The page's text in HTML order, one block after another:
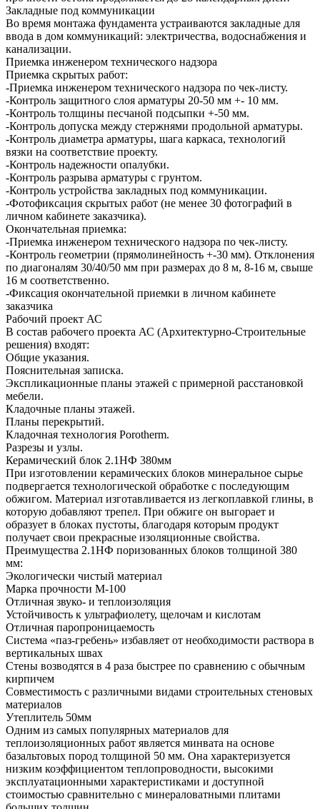
Закладные под коммуникации
Во время монтажа фундамента устраиваются закладные для
ввода в дом коммуникаций: электричества, водоснабжения и
канализации.
Приемка инженером технического надзора
Приемка скрытых работ:
-Приемка инженером технического надзора по чек-листу.
-Контроль защитного слоя арматуры 20-50 мм +- 10 мм.
-Контроль толщины песчаной подсыпки +-50 мм.
-Контроль допуска между стержнями продольной арматуры.
-Контроль диаметра арматуры, шага каркаса, технологий
вязки на соответствие проекту.
-Контроль надежности опалубки.
-Контроль разрыва арматуры с грунтом.
-Контроль устройства закладных под коммуникации.
-Фотофиксация скрытых работ (не менее 30 фотографий в
личном кабинете заказчика).
Окончательная приемка:
-Приемка инженером технического надзора по чек-листу.
-Контроль геометрии (прямолинейность +-30 мм). Отклонения
по диагоналям 30/40/50 мм при размерах до 8 м, 8-16 м, свыше
16 м соответственно.
-Фиксация окончательной приемки в личном кабинете
заказчика
Рабочий проект АС
В состав рабочего проекта АС (Архитектурно-Строительные
решения) входят:
Общие указания.
Пояснительная записка.
Экспликационные планы этажей с примерной расстановкой
мебели.
Кладочные планы этажей.
Планы перекрытий.
Кладочная технология Porotherm.
Разрезы и узлы.
Керамический блок 2.1НФ 380мм
При изготовлении керамических блоков минеральное сырье
подвергается технологической обработке с последующим
обжигом. Материал изготавливается из легкоплавкой глины, в
которую добавляют трепел. При обжиге он выгорает и
образует в блоках пустоты, благодаря которым продукт
получает свои прекрасные изоляционные свойства.
Преимущества 2.1НФ поризованных блоков толщиной 380
мм:
Экологически чистый материал
Марка прочности М-100
Отличная звуко- и теплоизоляция
Устойчивость к ультрафиолету, щелочам и кислотам
Отличная паропроницаемость
Система «паз-гребень» избавляет от необходимости раствора в
вертикальных швах
Стены возводятся в 4 раза быстрее по сравнению с обычным
кирпичем
Совместимость с различными видами строительных стеновых
материалов
Утеплитель 50мм
Одним из самых популярных материалов для
теплоизоляционных работ является минвата на основе
базальтовых пород толщиной 50 мм. Она характеризуется
низким коэффициентом теплопроводности, высокими
эксплуатационными характеристиками и доступной
стоимостью сравнительно с минераловатными плитами